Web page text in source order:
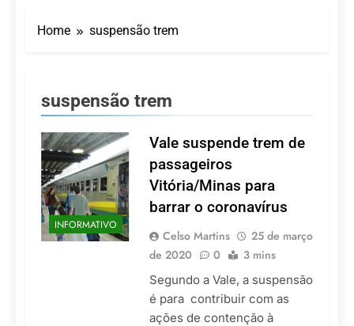
de operação do
5 De Agosto De 2026
em dezembro
Turismo na Serra
Salto Caveiras atrai
novos investimentos e
fortalece infraestrutura
5 De Agosto De 2026
Toda a Europa em Um
Só Lugar: Descubra as
Atrações do Parque
Mini-Europe
4 De Agosto De 2026
Por Dentro do Atomium:
Melhor Vista de
Bruxelas
Home suspensão trem
suspensão trem
INFORMATIVO
Vale suspende trem de
passageiros
Vitória/Minas para
barrar o coronavírus
Celso Martins
25 de março
de 2020
0 3 mins
Segundo a Vale, a suspensão
é para contribuir com as
ações de contenção à